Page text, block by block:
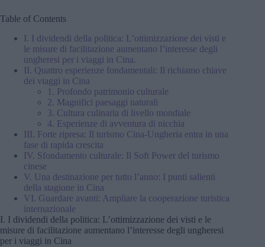
Table of Contents
I. I dividendi della politica: L’ottimizzazione dei visti e
le misure di facilitazione aumentano l’interesse degli
ungheresi per i viaggi in Cina.
II. Quattro esperienze fondamentali: Il richiamo chiave
dei viaggi in Cina
1. Profondo patrimonio culturale
2. Magnifici paesaggi naturali
3. Cultura culinaria di livello mondiale
4. Esperienze di avventura di nicchia
III. Forte ripresa: Il turismo Cina-Ungheria entra in una
fase di rapida crescita
IV. Sfondamento culturale: Il Soft Power del turismo
cinese
V. Una destinazione per tutto l’anno: I punti salienti
della stagione in Cina
VI. Guardare avanti: Ampliare la cooperazione turistica
internazionale
I. I dividendi della politica: L’ottimizzazione dei visti e le
misure di facilitazione aumentano l’interesse degli ungheresi
per i viaggi in Cina